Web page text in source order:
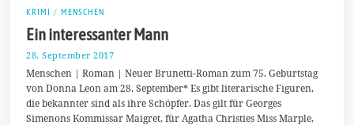
KRIMI / MENSCHEN
Ein interessanter Mann
28. September 2017
.
M
a
i
Menschen | Roman | Neuer Brunetti-Roman zum 75. Geburtstag
von Donna Leon am 28. September* Es gibt literarische Figuren,
die bekannter sind als ihre Schöpfer. Das gilt für Georges
Simenons Kommissar Maigret, für Agatha Christies Miss Marple,